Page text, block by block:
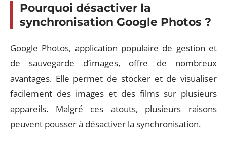
Pourquoi désactiver la
synchronisation Google Photos ?
Google Photos, application populaire de gestion et
de sauvegarde d’images, offre de nombreux
avantages. Elle permet de stocker et de visualiser
facilement des images et des films sur plusieurs
appareils. Malgré ces atouts, plusieurs raisons
peuvent pousser à désactiver la synchronisation.